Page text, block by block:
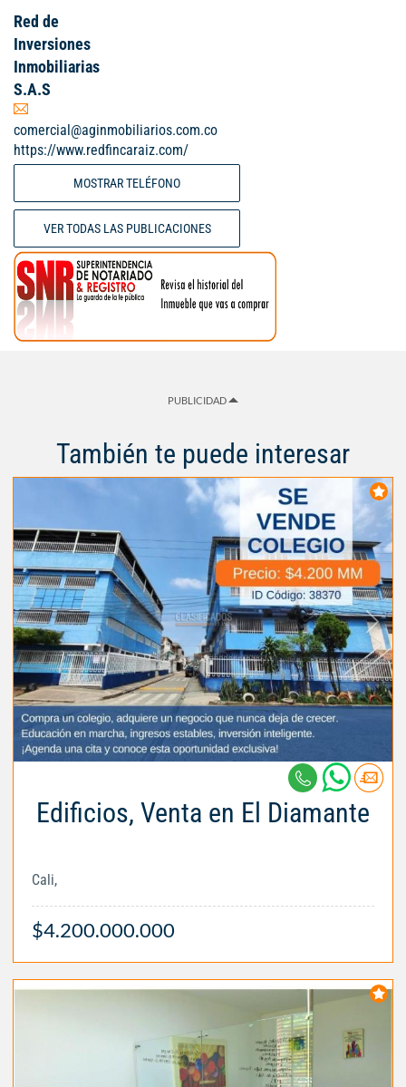
Red de
Inversiones
Inmobiliarias
S.A.S
comercial@aginmobiliarios.com.co
https://www.redfincaraiz.com/
MOSTRAR TELÉFONO
VER TODAS LAS PUBLICACIONES
PUBLICIDAD
También te puede interesar
Edificios, Venta en El Diamante
Cali,
$4.200.000.000